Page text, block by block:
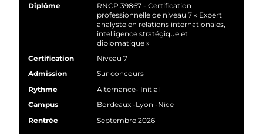
Diplôme
RNCP 39867 - Certification
professionnelle de niveau 7 « Expert
analyste en relations internationales,
intelligence stratégique et
diplomatique »
Certification
Niveau 7
Admission
Sur concours
Rythme
Alternance- Initial
Campus
Bordeaux Lyon
Nice
Rentrée
Septembre 2026